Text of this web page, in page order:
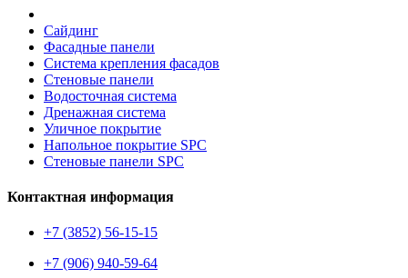
Сайдинг
Фасадные панели
Система крепления фасадов
Стеновые панели
Водосточная система
Дренажная система
Уличное покрытие
Напольное покрытие SPC
Стеновые панели SPC
Контактная информация
+7 (3852) 56-15-15
+7 (906) 940-59-64